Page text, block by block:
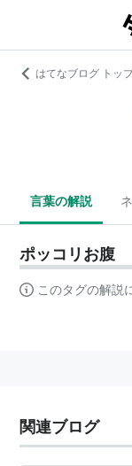
はてなブログ トッ
言葉の解説
ポッコリお腹
このタグの解説
関連ブログ